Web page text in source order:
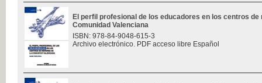
El perfil profesional de los educadores en los centros de
Comunidad Valenciana
ISBN: 978-84-9048-615-3
Archivo electrónico. PDF acceso libre Español